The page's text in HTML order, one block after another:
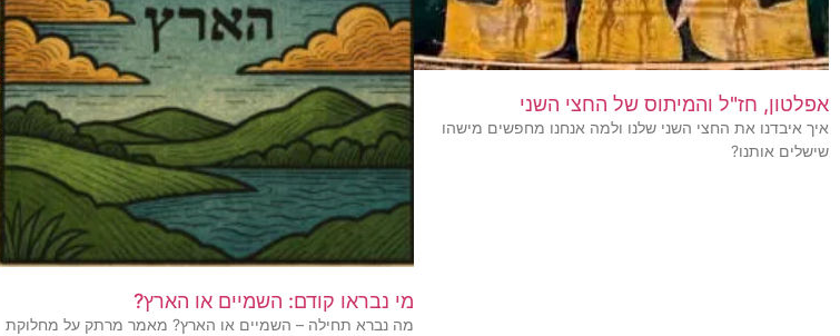
אפלטון, חז"ל והמיתוס של החצי השני
איך איבדנו את החצי השני שלנו ולמה אנחנו מחפשים מישהו
שישלים אותנו?
מי נבראו קודם: השמיים או הארץ?
מה נברא תחילה – השמיים או הארץ? מאמר מרתק על מחלוקת